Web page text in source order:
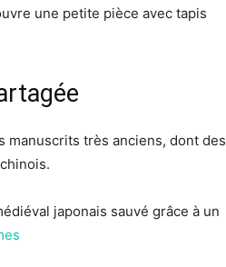
une petite pièce avec tapis
manuscrits très anciens, dont des
japonais sauvé grâce à un